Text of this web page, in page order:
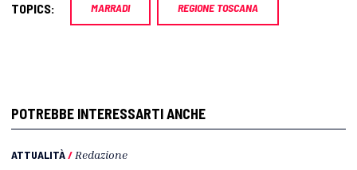
TOPICS: MARRADI REGIONE TOSCANA
POTREBBE INTERESSARTI ANCHE
ATTUALITÀ/ Redazione